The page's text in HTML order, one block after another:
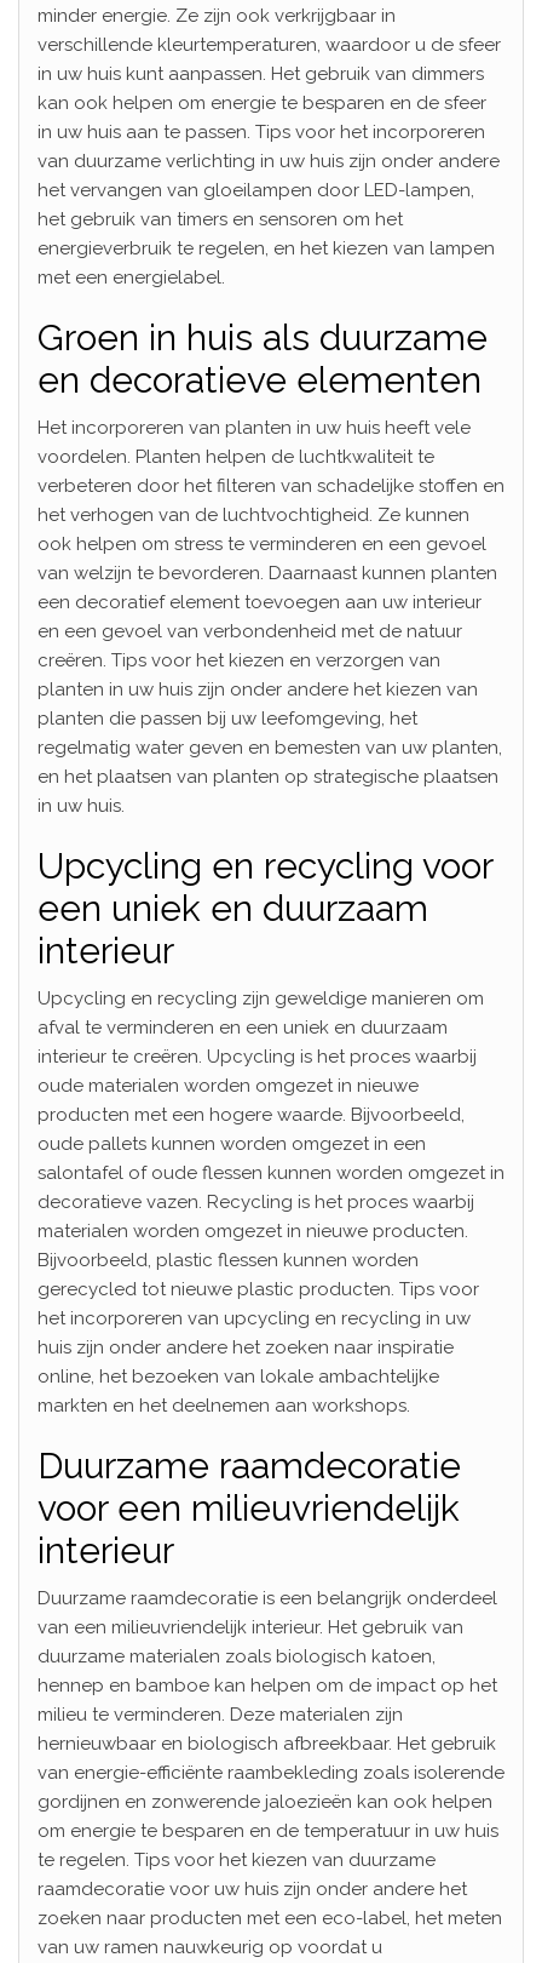
minder energie. Ze zijn ook verkrijgbaar in
verschillende kleurtemperaturen, waardoor u de sfeer
in uw huis kunt aanpassen. Het gebruik van dimmers
kan ook helpen om energie te besparen en de sfeer
in uw huis aan te passen. Tips voor het incorporeren
van duurzame verlichting in uw huis zijn onder andere
het vervangen van gloeilampen door LED-lampen,
het gebruik van timers en sensoren om het
energieverbruik te regelen, en het kiezen van lampen
met een energielabel.
Groen in huis als duurzame
en decoratieve elementen
Het incorporeren van planten in uw huis heeft vele
voordelen. Planten helpen de luchtkwaliteit te
verbeteren door het filteren van schadelijke stoffen en
het verhogen van de luchtvochtigheid. Ze kunnen
ook helpen om stress te verminderen en een gevoel
van welzijn te bevorderen. Daarnaast kunnen planten
een decoratief element toevoegen aan uw interieur
en een gevoel van verbondenheid met de natuur
creëren. Tips voor het kiezen en verzorgen van
planten in uw huis zijn onder andere het kiezen van
planten die passen bij uw leefomgeving, het
regelmatig water geven en bemesten van uw planten,
en het plaatsen van planten op strategische plaatsen
in uw huis.
Upcycling en recycling voor
een uniek en duurzaam
interieur
Upcycling en recycling zijn geweldige manieren om
afval te verminderen en een uniek en duurzaam
interieur te creëren. Upcycling is het proces waarbij
oude materialen worden omgezet in nieuwe
producten met een hogere waarde. Bijvoorbeeld,
oude pallets kunnen worden omgezet in een
salontafel of oude flessen kunnen worden omgezet in
decoratieve vazen. Recycling is het proces waarbij
materialen worden omgezet in nieuwe producten.
Bijvoorbeeld, plastic flessen kunnen worden
gerecycled tot nieuwe plastic producten. Tips voor
het incorporeren van upcycling en recycling in uw
huis zijn onder andere het zoeken naar inspiratie
online, het bezoeken van lokale ambachtelijke
markten en het deelnemen aan workshops.
Duurzame raamdecoratie
voor een milieuvriendelijk
interieur
Duurzame raamdecoratie is een belangrijk onderdeel
van een milieuvriendelijk interieur. Het gebruik van
duurzame materialen zoals biologisch katoen,
hennep en bamboe kan helpen om de impact op het
milieu te verminderen. Deze materialen zijn
hernieuwbaar en biologisch afbreekbaar. Het gebruik
van energie-efficiënte raambekleding zoals isolerende
gordijnen en zonwerende jaloezieën kan ook helpen
om energie te besparen en de temperatuur in uw huis
te regelen. Tips voor het kiezen van duurzame
raamdecoratie voor uw huis zijn onder andere het
zoeken naar producten met een eco-label, het meten
van uw ramen nauwkeurig op voordat u